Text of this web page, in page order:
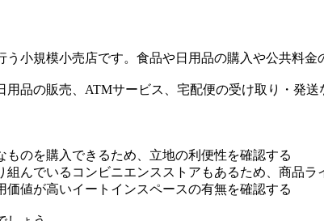
小規模小売店です。食品や日用品の購入や公共料
品の販売、ATMサービス、宅配便の受け取り・発
のを購入できるため、立地の利便性を確認する
んでいるコンビニエンスストアもあるため、商品ラ
値が高いイートインスペースの有無を確認する